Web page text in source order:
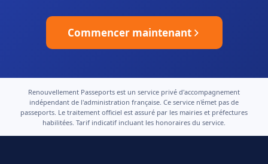
Commencer maintenant
Renouvellement Passeports est un service privé d'accompagnement
indépendant de l'administration française. Ce service n'émet pas de
passeports. Le traitement officiel est assuré par les mairies et préfectures
habilitées. Tarif indicatif incluant les honoraires du service.